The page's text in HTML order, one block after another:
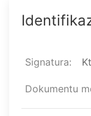
Signatura
Dokumentu